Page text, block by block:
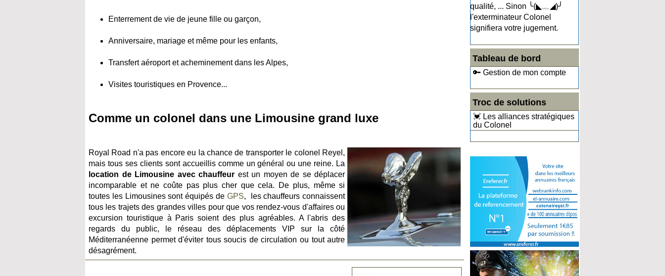
qualité, ... Sinon ╰(◣﹏◢)╯
l'exterminateur Colonel
signifiera votre jugement.
Tableau de bord
🔑 Gestion de mon compte
Troc de solutions
💓 Les alliances stratégiques
du Colonel
Enterrement de vie de jeune fille ou garçon,
Anniversaire, mariage et même pour les enfants,
Transfert aéroport et acheminement dans les Alpes,
Visites touristiques en Provence...
Comme un colonel dans une Limousine grand luxe
Royal Road n'a pas encore eu la chance de transporter le colonel Reyel,
mais tous ses clients sont accueillis comme un général ou une reine. La
location de Limousine avec chauffeur est un moyen de se déplacer
incomparable et ne coûte pas plus cher que cela. De plus, même si
toutes les Limousines sont équipés de GPS, les chauffeurs connaissent
tous les trajets des grandes villes pour que vos rendez-vous d'affaires ou
excursion touristique à Paris soient des plus agréables. A l'abris des
regards du public, le réseau des déplacements VIP sur la côté
Méditerranéenne permet d'éviter tous soucis de circulation ou tout autre
désagrément.